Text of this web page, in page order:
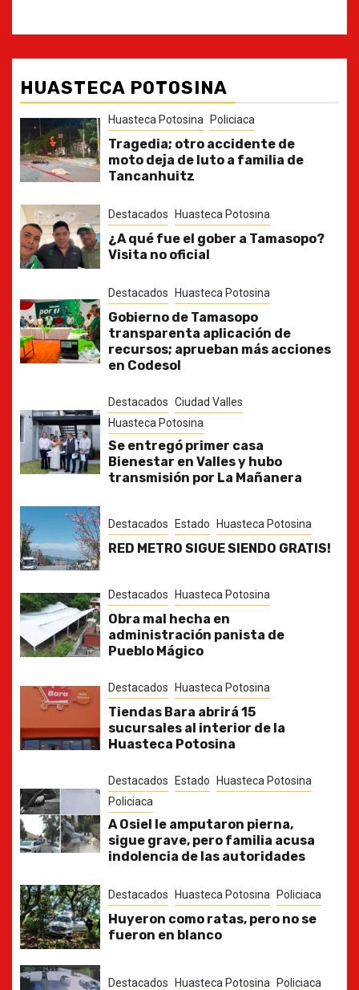
HUASTECA POTOSINA
Huasteca Potosina Policiaca
Tragedia; otro accidente de
moto deja de luto a familia de
Tancanhuitz
Destacados Huasteca Potosina
¿A qué fue el gober a Tamasopo?
Visita no oficial
Destacados Huasteca Potosina
Gobierno de Tamasopo
transparenta aplicación de
recursos; aprueban más acciones
en Codesol
Destacados Ciudad Valles
Huasteca Potosina
Se entregó primer casa
Bienestar en Valles y hubo
transmisión por La Mañanera
Destacados Estado Huasteca Potosina
RED METRO SIGUE SIENDO GRATIS!
Destacados Huasteca Potosina
Obra mal hecha en
administración panista de
Pueblo Mágico
Destacados Huasteca Potosina
Tiendas Bara abrirá 15
sucursales al interior de la
Huasteca Potosina
Destacados Estado
Huasteca Potosina
Policiaca
A Osiel le amputaron pierna,
sigue grave, pero familia acusa
indolencia de las autoridades
Destacados Huasteca Potosina Policiaca
Huyeron como ratas, pero no se
fueron en blanco
Destacados Huasteca Potosina Policiaca